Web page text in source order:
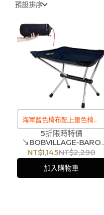
預設排序
海軍藍色椅布配上銀色椅腳
/
超輕量摺疊的鋁杆結構輕鬆
設置
/
5折限時特價
↘BOBVILLAGE-BARO
CHAIR CORDURA 超輕量
鋁合金露營椅 (NAVY海軍
藍色)
NT$1,145NT$2,290
加入購物車